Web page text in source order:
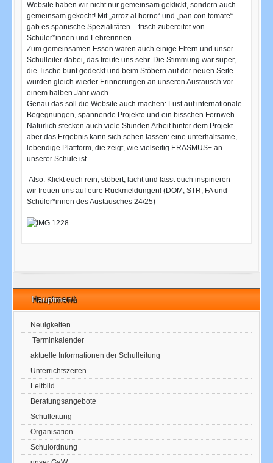
Hauptmenü
Neuigkeiten
Terminkalender
aktuelle Informationen der Schulleitung
Unterrichtszeiten
Leitbild
Beratungsangebote
Schulleitung
Organisation
Schulordnung
Website haben wir nicht nur gemeinsam geklickt, sondern auch
gemeinsam gekocht! Mit „arroz al horno“ und „pan con tomate“
gab es spanische Spezialitäten – frisch zubereitet von
Schüler*innen und Lehrerinnen.
Zum gemeinsamen Essen waren auch einige Eltern und unser
Schulleiter dabei, das freute uns sehr. Die Stimmung war super,
die Tische bunt gedeckt und beim Stöbern auf der neuen Seite
wurden gleich wieder Erinnerungen an unseren Austausch vor
einem halben Jahr wach.
Genau das soll die Website auch machen: Lust auf internationale
Begegnungen, spannende Projekte und ein bisschen Fernweh.
Natürlich stecken auch viele Stunden Arbeit hinter dem Projekt –
aber das Ergebnis kann sich sehen lassen: eine unterhaltsame,
lebendige Plattform, die zeigt, wie vielseitig ERASMUS+ an
unserer Schule ist.
Also: Klickt euch rein, stöbert, lacht und lasst euch inspirieren –
wir freuen uns auf eure Rückmeldungen! (DOM, STR, FA und
Schüler*innen des Austausches 24/25)